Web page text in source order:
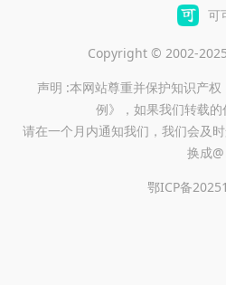
可
Copyright © 2002-
声明 :本网站尊重并保护知识产
例》，如果我们转载
请在一个月内通知我们，我们会及
换成@
鄂ICP备